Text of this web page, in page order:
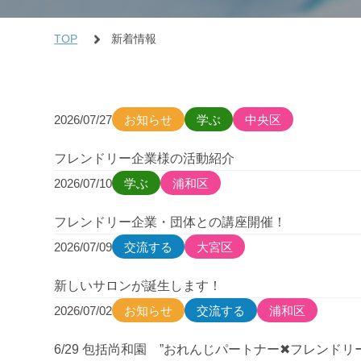
TOP 新着情報
2026/07/27 お知らせ 学ぶ 中央区
フレンドリー企業様の活動紹介
2026/07/10
学ぶ 浦和区
フレンドリー企業・団体との講座開催！
2026/07/09
交流する 大宮区
新しいサロンが誕生します！
2026/07/02
お知らせ 交流する 浦和区
6/29 包括尚和園 ”おれんじパートナー✖フレンドリ